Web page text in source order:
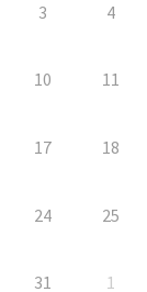
3 4
10 11
17 18
24 25
31 1